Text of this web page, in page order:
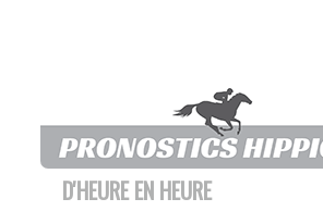
D'HEURE EN HEURE